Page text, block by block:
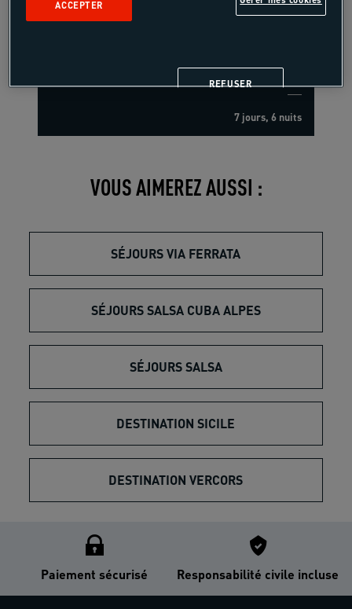
7 jours, 6 nuits
VOUS AIMEREZ AUSSI :
SÉJOURS VIA FERRATA
SÉJOURS SALSA CUBA ALPES
SÉJOURS SALSA
DESTINATION SICILE
DESTINATION VERCORS
Paiement sécurisé Responsabilité civile incluse
REFUSER
ACCEPTER